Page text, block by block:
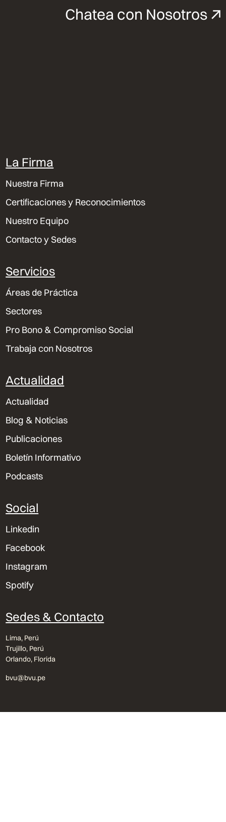
Chatea con Nosotros
La Firma
Nuestra Firma
Certificaciones y Reconocimientos
Nuestro Equipo
Contacto y Sedes
Servicios
Áreas de Práctica
Sectores
Pro Bono & Compromiso Social
Trabaja con Nosotros
Actualidad
Actualidad
Blog & Noticias
Publicaciones
Boletín Informativo
Podcasts
Social
Linkedin
Facebook
Instagram
Spotify
Sedes & Contacto
Lima, Perú
Trujillo, Perú
Orlando, Florida
bvu@bvu.pe